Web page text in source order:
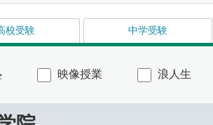
校受験 中学受験
映像授業 浪人生